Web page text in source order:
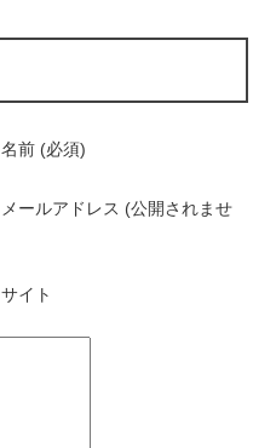
名前 (必須)
メールアドレス (公開されませ
サイト